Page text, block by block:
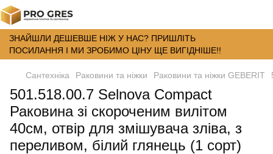
ЗНАЙШЛИ ДЕШЕВШЕ НІЖ У НАС? ПРИШЛІТЬ
ПОСИЛАННЯ І МИ ЗРОБИМО ЦІНУ ЩЕ ВИГІДНІШЕ!!
Сантехніка Раковини та ніжки Раковини та ніжки GEBERIT
501.518.00.7 Selnova Compact
Раковина зі скороченим вилітом
40см, отвір для змішувача зліва, з
переливом, білий глянець (1 сорт)